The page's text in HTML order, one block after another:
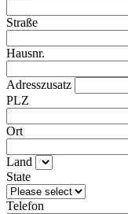
Straße
Hausnr.
Adresszusatz
PLZ
Ort
Land
State
Telefon